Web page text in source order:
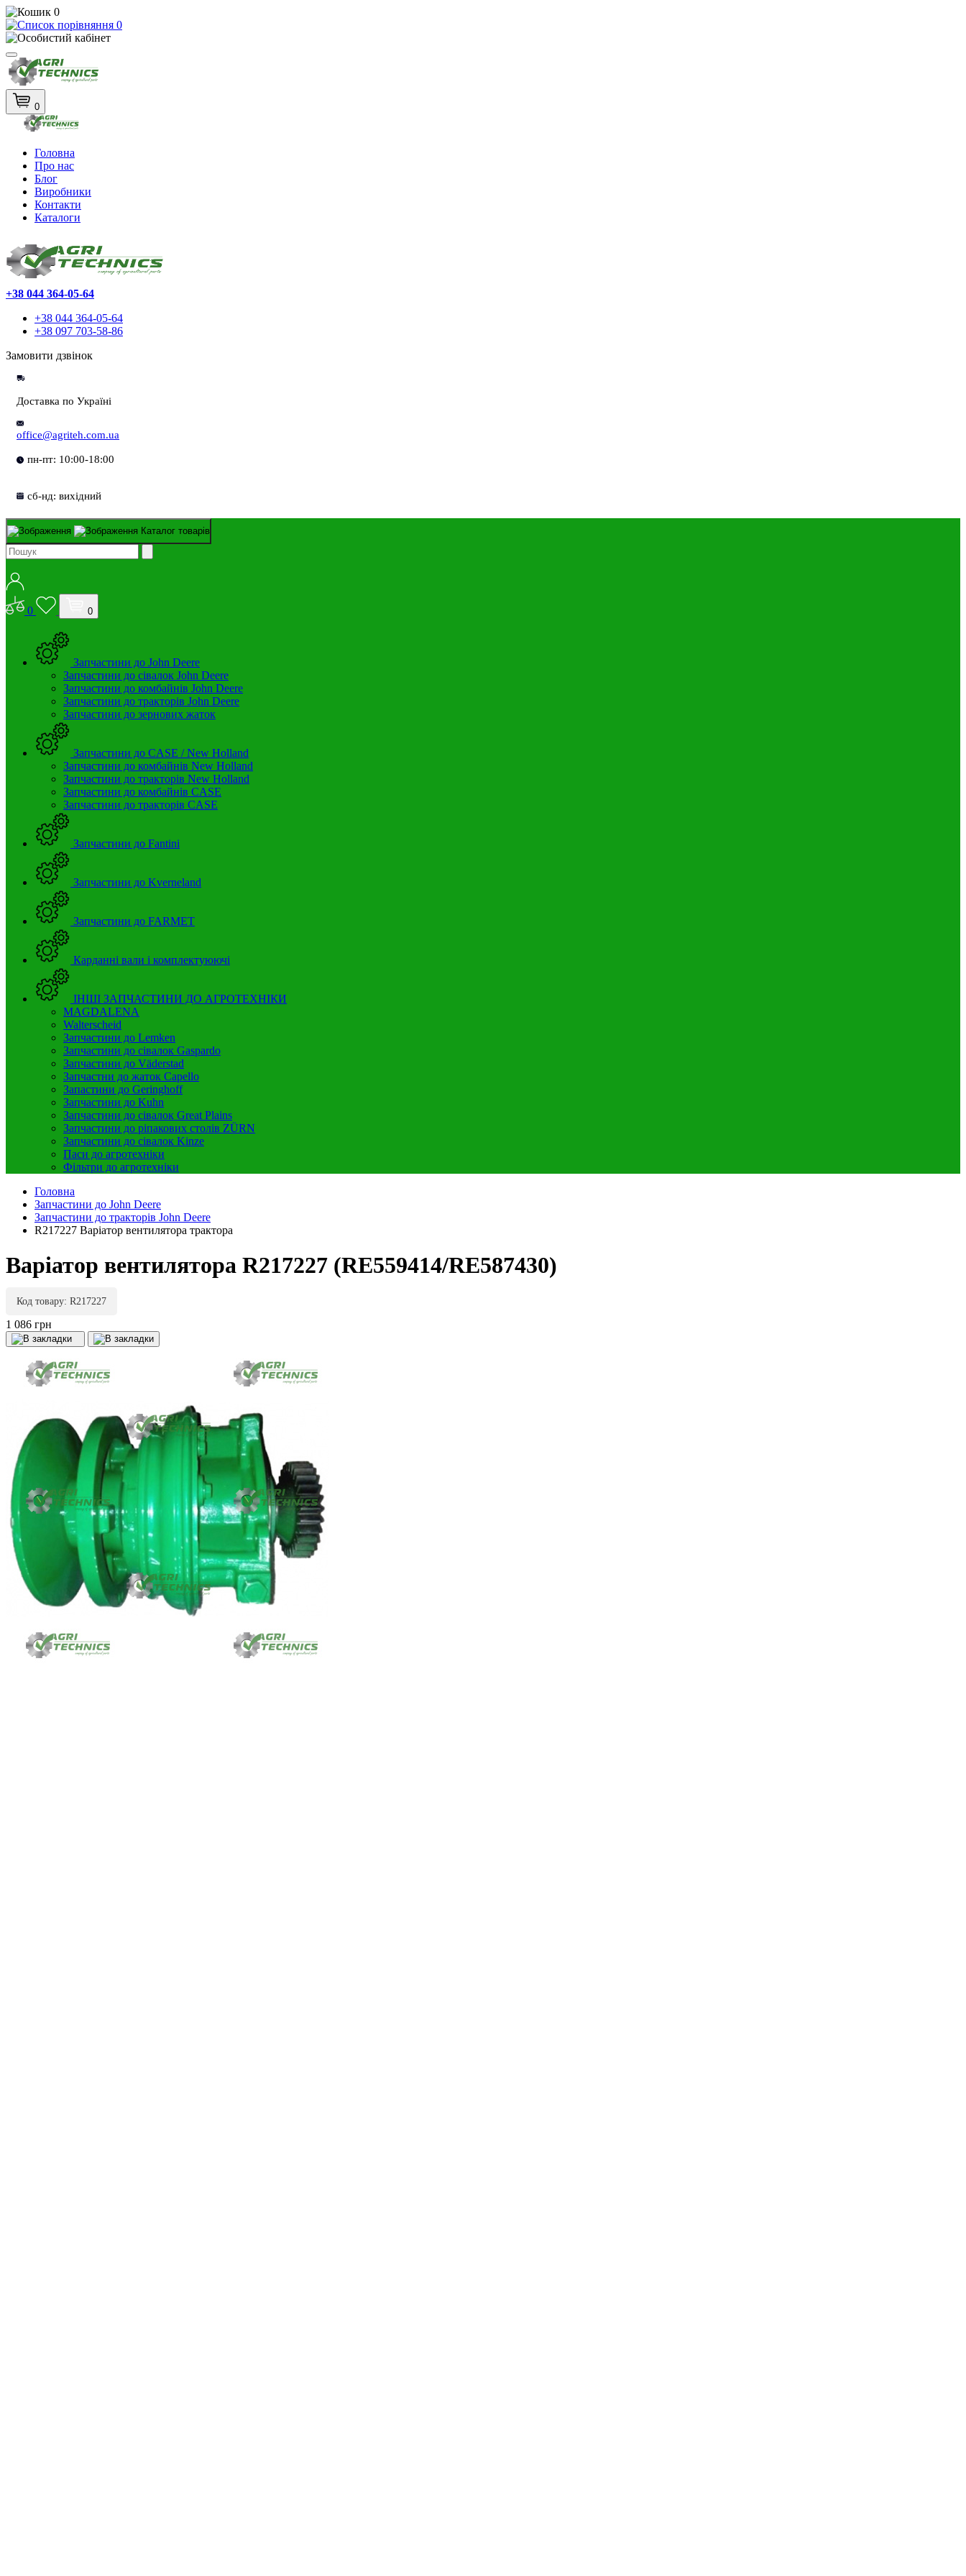
0
0
0
Головна
Про нас
Блог
Виробники
Контакти
Каталоги
+38 044 364-05-64
+38 044 364-05-64
+38 097 703-58-86
Замовити дзвінок
Доставка по Україні
office@agriteh.com.ua
пн-пт: 10:00-18:00
сб-нд: вихідний
Каталог товарів
0 0
Запчастини до John Deere
Запчастини до сівалок John Deere
Запчастини до комбайнів John Deere
Запчастини до тракторів John Deere
Запчастини до зернових жаток
Запчастини до CASE / New Holland
Запчастини до комбайнів New Holland
Запчастини до тракторів New Holland
Запчастини до комбайнів CASE
Запчастини до тракторів CASE
Запчастини до Fantini
Запчастини до Kverneland
Запчастини до FARMET
Карданні вали і комплектуюючі
ІНШІ ЗАПЧАСТИНИ ДО АГРОТЕХНІКИ
MAGDALENA
Walterscheid
Запчастини до Lemken
Запчастини до сівалок Gaspardo
Запчастини до Väderstad
Запчастни до жаток Capello
Запастини до Geringhoff
Запчастини до Kuhn
Запчастини до сівалок Great Plains
Запчастини до ріпакових столів ZÜRN
Запчастини до сівалок Kinze
Паси до агротехніки
Фільтри до агротехніки
Головна
Запчастини до John Deere
Запчастини до тракторів John Deere
R217227 Варіатор вентилятора трактора
Варіатор вентилятора R217227 (RE559414/RE587430)
Код товару: R217227
1 086 грн